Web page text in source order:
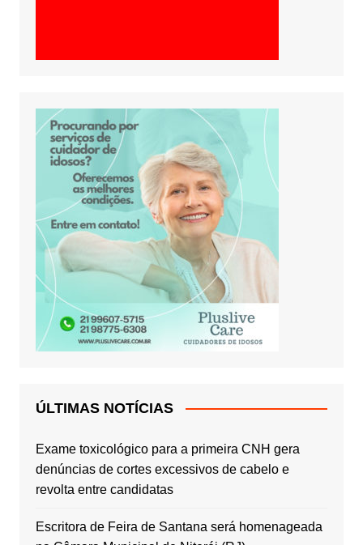
ÚLTIMAS NOTÍCIAS
Exame toxicológico para a primeira CNH gera
denúncias de cortes excessivos de cabelo e
revolta entre candidatas
Escritora de Feira de Santana será homenageada